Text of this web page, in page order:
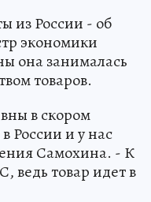
из России - об
экономики
она занималась
товаров.
в скором
России и у нас
Самохина. - К
ведь товар идет в